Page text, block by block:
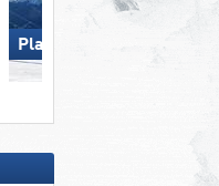
Plan de Corones